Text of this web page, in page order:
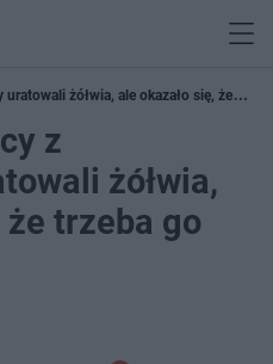
żółwia, ale okazało się, że
z
żółwia,
że trzeba go